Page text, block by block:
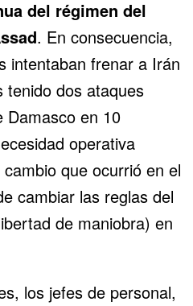
del régimen del
. En consecuencia,
intentaban frenar a Irán
tenido dos ataques
Damasco en 10
operativa
que ocurrió en el
cambiar las reglas del
de maniobra) en
los jefes de personal,